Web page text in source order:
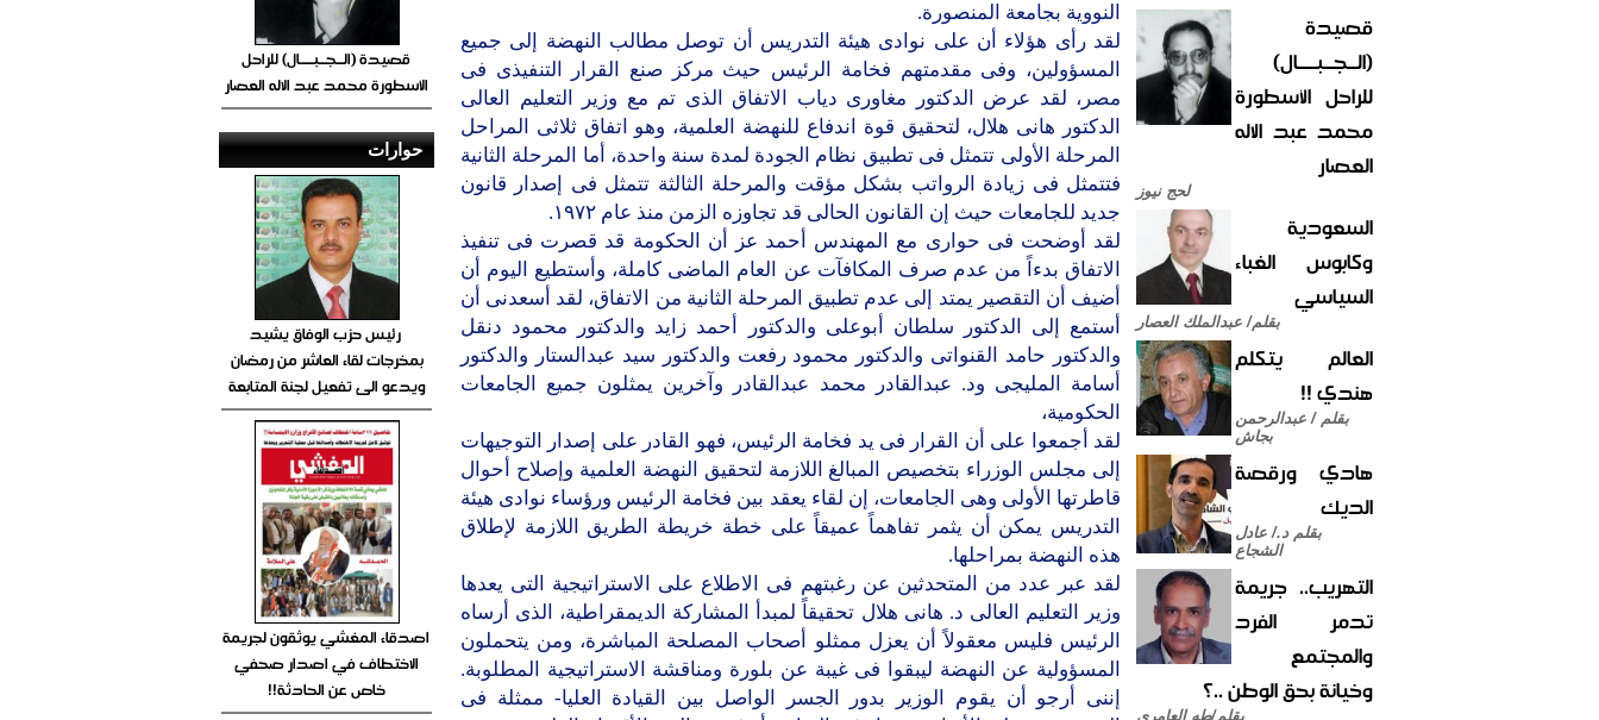
قصيدة
(الــجــبــــال)
للراحل الأسطورة
محمد عبد الاله
العصار
لحج نيوز
السعودية
وكابوس الغباء
السياسي
بقلم/ عبدالملك العصار
العالم يتكلم
هندي !!
بقلم / عبدالرحمن
بجاش
هادي ورقصة
الديك
بقلم د./ عادل
الشجاع
التهريب.. جريمة
تدمر الفرد
والمجتمع
وخيانة بحق الوطن ..؟
بقلم/طه العامري
النووية بجامعة المنصورة.
لقد رأى هؤلاء أن على نوادى هيئة التدريس أن توصل مطالب النهضة إلى جميع
المسؤولين، وفى مقدمتهم فخامة الرئيس حيث مركز صنع القرار التنفيذى فى
مصر، لقد عرض الدكتور مغاورى دياب الاتفاق الذى تم مع وزير التعليم العالى
الدكتور هانى هلال، لتحقيق قوة اندفاع للنهضة العلمية، وهو اتفاق ثلاثى المراحل
المرحلة الأولى تتمثل فى تطبيق نظام الجودة لمدة سنة واحدة، أما المرحلة الثانية
فتتمثل فى زيادة الرواتب بشكل مؤقت والمرحلة الثالثة تتمثل فى إصدار قانون
جديد للجامعات حيث إن القانون الحالى قد تجاوزه الزمن منذ عام ١٩٧٢.
لقد أوضحت فى حوارى مع المهندس أحمد عز أن الحكومة قد قصرت فى تنفيذ
الاتفاق بدءاً من عدم صرف المكافآت عن العام الماضى كاملة، وأستطيع اليوم أن
أضيف أن التقصير يمتد إلى عدم تطبيق المرحلة الثانية من الاتفاق، لقد أسعدنى أن
أستمع إلى الدكتور سلطان أبوعلى والدكتور أحمد زايد والدكتور محمود دنقل
والدكتور حامد القنواتى والدكتور محمود رفعت والدكتور سيد عبدالستار والدكتور
أسامة المليجى ود. عبدالقادر محمد عبدالقادر وآخرين يمثلون جميع الجامعات
الحكومية،
لقد أجمعوا على أن القرار فى يد فخامة الرئيس، فهو القادر على إصدار التوجيهات
إلى مجلس الوزراء بتخصيص المبالغ اللازمة لتحقيق النهضة العلمية وإصلاح أحوال
قاطرتها الأولى وهى الجامعات، إن لقاء يعقد بين فخامة الرئيس ورؤساء نوادى هيئة
التدريس يمكن أن يثمر تفاهماً عميقاً على خطة خريطة الطريق اللازمة لإطلاق
هذه النهضة بمراحلها.
لقد عبر عدد من المتحدثين عن رغبتهم فى الاطلاع على الاستراتيجية التى يعدها
وزير التعليم العالى د. هانى هلال تحقيقاً لمبدأ المشاركة الديمقراطية، الذى أرساه
الرئيس فليس معقولاً أن يعزل ممثلو أصحاب المصلحة المباشرة، ومن يتحملون
المسؤولية عن النهضة ليبقوا فى غيبة عن بلورة ومناقشة الاستراتيجية المطلوبة.
إننى أرجو أن يقوم الوزير بدور الجسر الواصل بين القيادة العليا- ممثلة فى
قصيدة (الــجــبــــال) للراحل
الأسطورة محمد عبد الاله العصار
حوارات
رئيس حزب الوفاق يشيد
بمخرجات لقاء العاشر من رمضان
ويدعو الى تفعيل لجنة المتابعة
اصدقاء المغشي يوثقون لجريمة
الاختطاف في اصدار صحفي
خاص عن الحادثة!!